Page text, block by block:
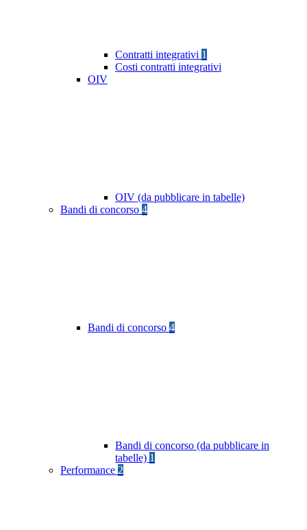
Contratti integrativi 1
Costi contratti integrativi
OIV
OIV (da pubblicare in tabelle)
Bandi di concorso 4
Bandi di concorso 4
Bandi di concorso (da pubblicare in
tabelle) 1
Performance 2